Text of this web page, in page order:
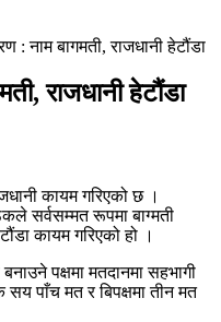
: नाम बागमती, राजधानी हेटौंडा
राजधानी हेटौंडा
कायम गरिएको छ ।
सर्वसम्मत रूपमा बाग्मती
कायम गरिएको हो ।
पक्षमा मतदानमा सहभागी
पाँच मत र बिपक्षमा तीन मत